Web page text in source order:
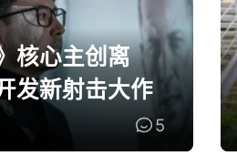
核心主创离
发新射击大作
5